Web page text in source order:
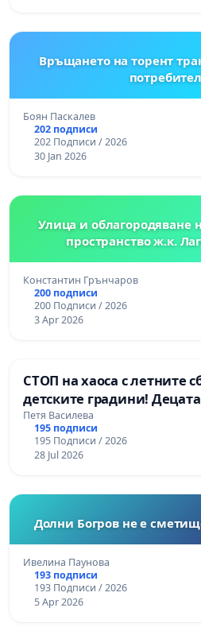
Връщането на торент
Боян Паскалев
202 подписи
202 Подписи / 2026
30 Jan 2026
Улица и облагородяване
пространство ж.к.
Константин Грънчаров
200 подписи
200 Подписи / 2026
3 Apr 2026
СТОП на хаоса с летните
детските градини!
административни бройки!
Петя Василева
195 подписи
195 Подписи / 2026
28 Jul 2026
Долни Богров не е
Ивелина Паунова
193 подписи
193 Подписи / 2026
5 Apr 2026